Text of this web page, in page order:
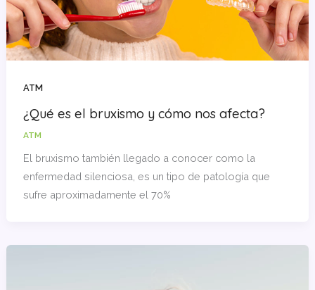
ATM
¿Qué es el bruxismo y cómo nos afecta?
ATM
El bruxismo también llegado a conocer como la
enfermedad silenciosa, es un tipo de patología que
sufre aproximadamente el 70%